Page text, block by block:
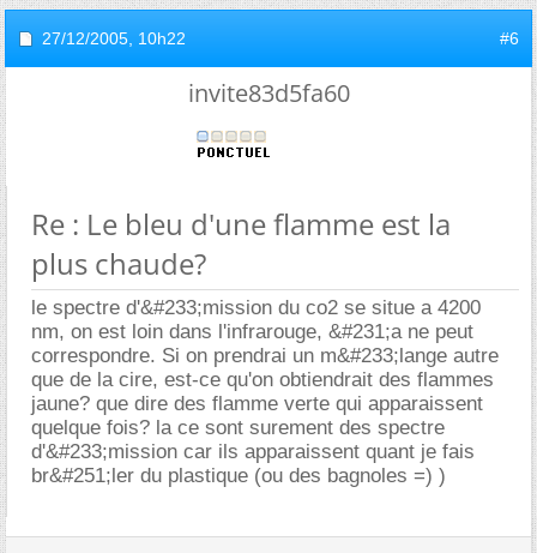
27/12/2005, 10h22 #6
invite83d5fa60
Re : Le bleu d'une flamme est la
plus chaude?
le spectre d'&#233;mission du co2 se situe a 4200
nm, on est loin dans l'infrarouge, &#231;a ne peut
correspondre. Si on prendrai un m&#233;lange autre
que de la cire, est-ce qu'on obtiendrait des flammes
jaune? que dire des flamme verte qui apparaissent
quelque fois? la ce sont surement des spectre
d'&#233;mission car ils apparaissent quant je fais
br&#251;ler du plastique (ou des bagnoles =) )